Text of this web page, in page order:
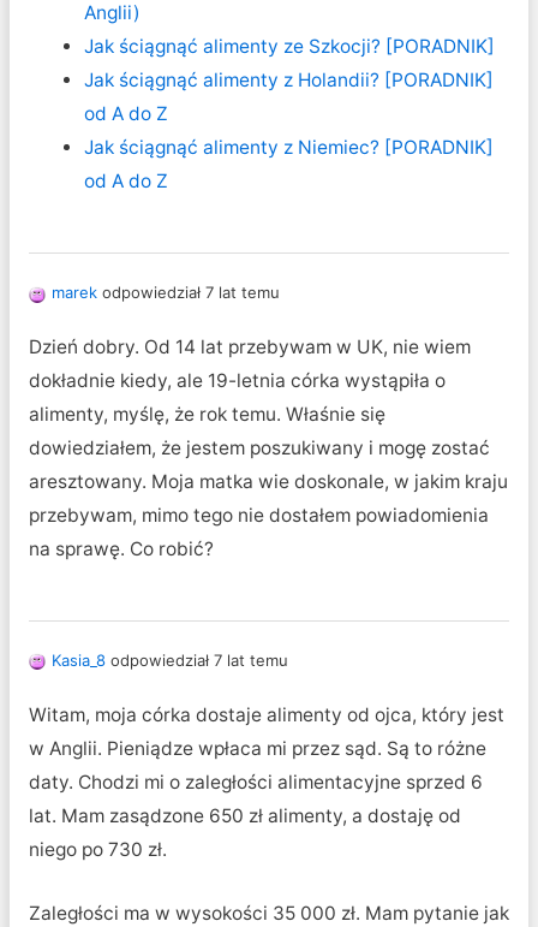
Anglii)
Jak ściągnąć alimenty ze Szkocji? [PORADNIK]
Jak ściągnąć alimenty z Holandii? [PORADNIK]
od A do Z
Jak ściągnąć alimenty z Niemiec? [PORADNIK]
od A do Z
marekodpowiedział 7 lat temu
Dzień dobry. Od 14 lat przebywam w UK, nie wiem
dokładnie kiedy, ale 19-letnia córka wystąpiła o
alimenty, myślę, że rok temu. Właśnie się
dowiedziałem, że jestem poszukiwany i mogę zostać
aresztowany. Moja matka wie doskonale, w jakim kraju
przebywam, mimo tego nie dostałem powiadomienia
na sprawę. Co robić?
Kasia_8odpowiedział 7 lat temu
Witam, moja córka dostaje alimenty od ojca, który jest
w Anglii. Pieniądze wpłaca mi przez sąd. Są to różne
daty. Chodzi mi o zaległości alimentacyjne sprzed 6
lat. Mam zasądzone 650 zł alimenty, a dostaję od
niego po 730 zł.
Zaległości ma w wysokości 35 000 zł. Mam pytanie jak